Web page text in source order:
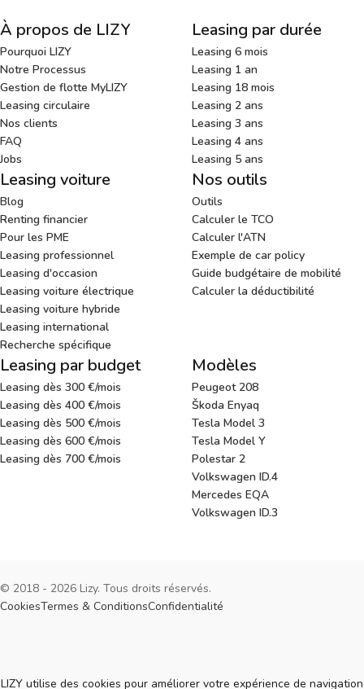
À propos de LIZY
Pourquoi LIZY
Notre Processus
Gestion de flotte MyLIZY
Leasing circulaire
Nos clients
FAQ
Jobs
Leasing par durée
Leasing 6 mois
Leasing 1 an
Leasing 18 mois
Leasing 2 ans
Leasing 3 ans
Leasing 4 ans
Leasing 5 ans
Leasing voiture
Blog
Renting financier
Pour les PME
Leasing professionnel
Leasing d'occasion
Leasing voiture électrique
Leasing voiture hybride
Leasing international
Recherche spécifique
Nos outils
Outils
Calculer le TCO
Calculer l'ATN
Exemple de car policy
Guide budgétaire de mobilité
Calculer la déductibilité
Leasing par budget
Leasing dès 300 €/mois
Leasing dès 400 €/mois
Leasing dès 500 €/mois
Leasing dès 600 €/mois
Leasing dès 700 €/mois
Modèles
Peugeot 208
Škoda Enyaq
Tesla Model 3
Tesla Model Y
Polestar 2
Volkswagen ID.4
Mercedes EQA
Volkswagen ID.3
© 2018 - 2026 Lizy. Tous droits réservés.
CookiesTermes & ConditionsConfidentialité
LIZY utilise des cookies pour améliorer votre expérience de navigation